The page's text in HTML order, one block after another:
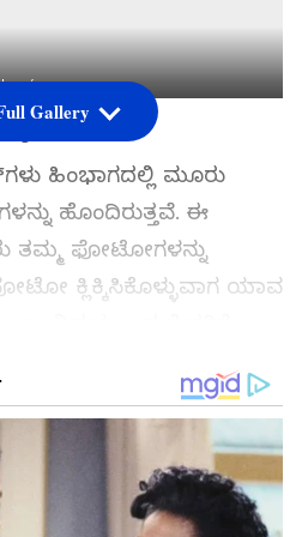
ಹಿಂಭಾಗದಲ್ಲಿ ಮೂರು
ಹೊಂದಿರುತ್ತವೆ. ಈ
ತಮ್ಮ ಫೋಟೋಗಳನ್ನು
ಫೋಟೋ ಕ್ಲಿಕ್ಕಿಸಿಕೊಳ್ಳುವಾಗ ಯಾವ
suvarna news ಅನ್ನು
Gallery